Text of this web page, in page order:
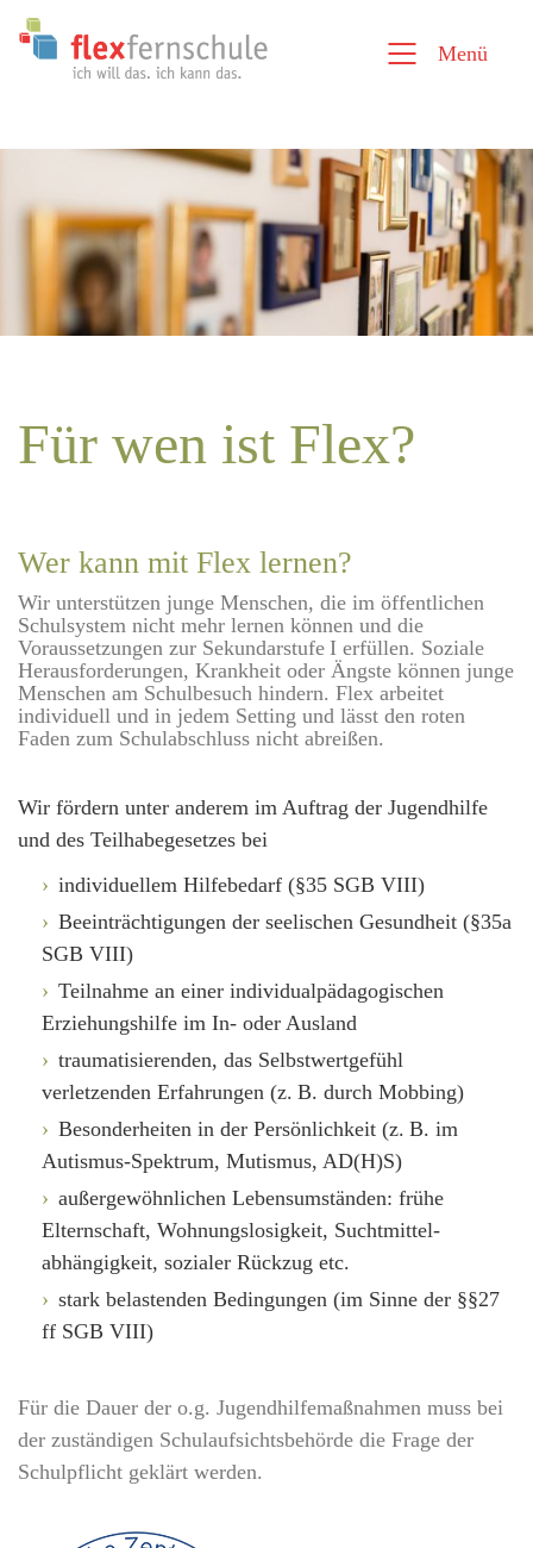
Menü
Für wen ist Flex?
Wer kann mit Flex lernen?
Wir unterstützen junge Menschen, die im öffentlichen
Schulsystem nicht mehr lernen können und die
Voraussetzungen zur Sekundarstufe I erfüllen. Soziale
Herausforderungen, Krankheit oder Ängste können junge
Menschen am Schulbesuch hindern. Flex arbeitet
individuell und in jedem Setting und lässt den roten
Faden zum Schulabschluss nicht abreißen.
Wir fördern unter anderem im Auftrag der Jugendhilfe
und des Teilhabegesetzes bei
individuellem Hilfebedarf (§35 SGB VIII)
Beeinträchtigungen der seelischen ­Gesundheit (§35a
SGB VIII)
Teilnahme an einer individualpädagogi­schen
Erziehungshilfe im In- oder Ausland
traumatisierenden, das Selbstwertgefühl
verletzenden Erfahrungen (z. B. durch Mobbing)
Besonderheiten in der Persönlichkeit (z. B. im
Autismus-Spektrum, Mutismus, AD(H)S)
außergewöhnlichen Lebensumständen: frühe
Elternschaft, Wohnungslosigkeit, Suchtmittel­
abhängigkeit, sozialer Rückzug etc.
stark belastenden Bedingungen (im Sinne der §§27
ff SGB VIII)
Für die Dauer der o.g. Jugendhilfemaßnahmen muss bei
der zuständigen Schulaufsichtsbehörde die Frage der
Schulpflicht geklärt werden.